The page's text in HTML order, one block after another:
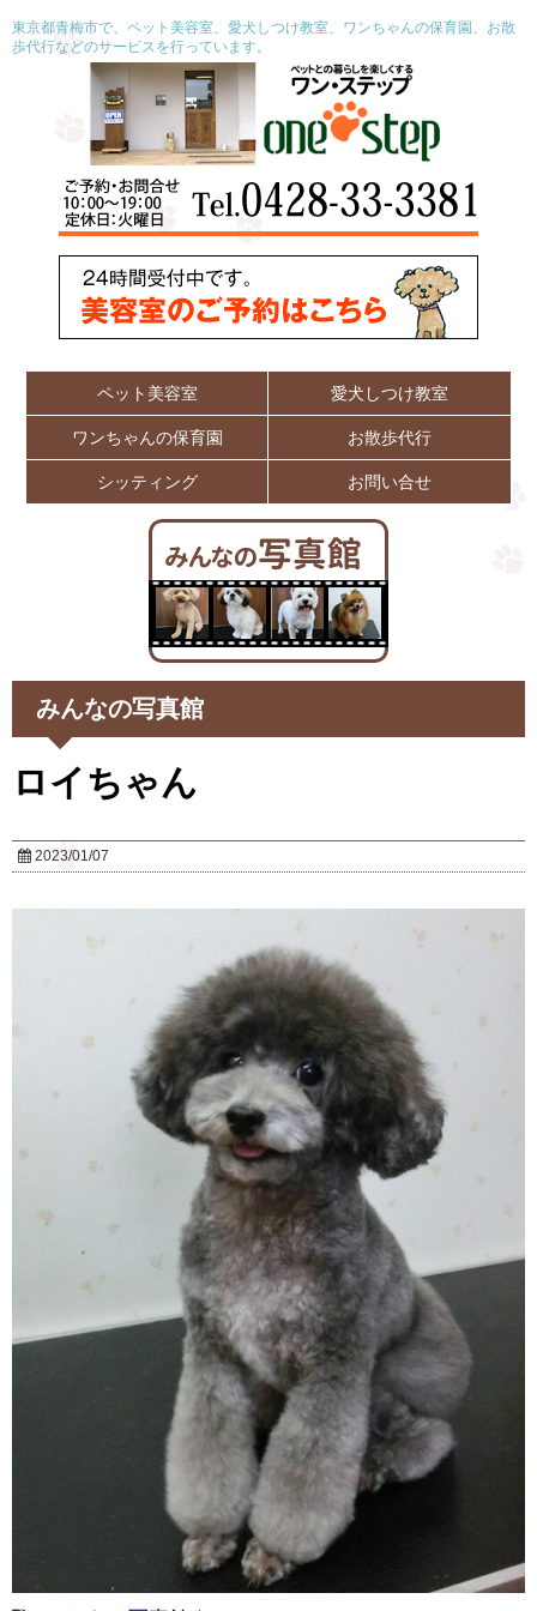
東京都青梅市で、ペット美容室、愛犬しつけ教室、ワンちゃんの保育園、お散
歩代行などのサービスを行っています。
ペット美容室 愛犬しつけ教室
ワンちゃんの保育園 お散歩代行
シッティング お問い合せ
みんなの写真館
ロイちゃん
2023/01/07